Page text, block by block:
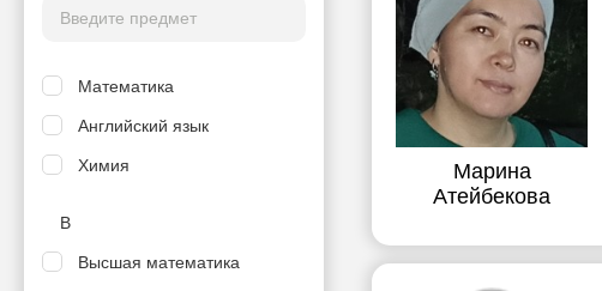
Марина
Атейбекова
Математика
Английский язык
Химия
В
Высшая математика